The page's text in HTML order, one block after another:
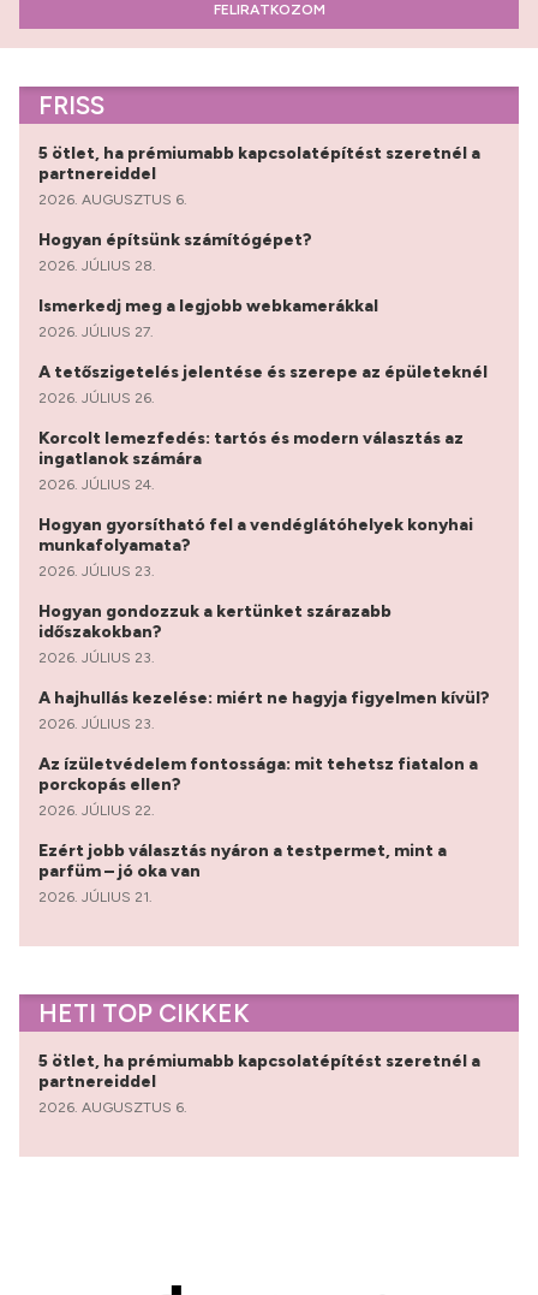
FELIRATKOZOM
FRISS
5 ötlet, ha prémiumabb kapcsolatépítést szeretnél a
partnereiddel
2026. AUGUSZTUS 6.
Hogyan építsünk számítógépet?
2026. JÚLIUS 28.
Ismerkedj meg a legjobb webkamerákkal
2026. JÚLIUS 27.
A tetőszigetelés jelentése és szerepe az épületeknél
2026. JÚLIUS 26.
Korcolt lemezfedés: tartós és modern választás az
ingatlanok számára
2026. JÚLIUS 24.
Hogyan gyorsítható fel a vendéglátóhelyek konyhai
munkafolyamata?
2026. JÚLIUS 23.
Hogyan gondozzuk a kertünket szárazabb
időszakokban?
2026. JÚLIUS 23.
A hajhullás kezelése: miért ne hagyja figyelmen kívül?
2026. JÚLIUS 23.
Az ízületvédelem fontossága: mit tehetsz fiatalon a
porckopás ellen?
2026. JÚLIUS 22.
Ezért jobb választás nyáron a testpermet, mint a
parfüm – jó oka van
2026. JÚLIUS 21.
HETI TOP CIKKEK
5 ötlet, ha prémiumabb kapcsolatépítést szeretnél a
partnereiddel
2026. AUGUSZTUS 6.